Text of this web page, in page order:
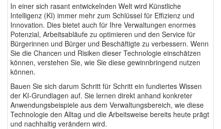
In einer sich rasant entwickelnden Welt wird Künstliche
Intelligenz (KI) immer mehr zum Schlüssel für Effizienz und
Innovation. Dies bietet auch für Ihre Verwaltungen enormes
Potenzial, Arbeitsabläufe zu optimieren und den Service für
Bürgerinnen und Bürger und Beschäftigte zu verbessern. Wenn
Sie die Chancen und Risiken dieser Technologie einschätzen
können, verstehen Sie, wie Sie diese gewinnbringend nutzen
können.
Bauen Sie sich darum Schritt für Schritt ein fundiertes Wissen
der KI-Grundlagen auf. Sie lernen direkt anhand konkreter
Anwendungsbeispiele aus dem Verwaltungsbereich, wie diese
Technologie den Alltag und die Arbeitsweise bereits heute prägt
und nachhaltig verändern wird.